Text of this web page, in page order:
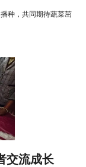
种，共同期待蔬菜茁
交流成长